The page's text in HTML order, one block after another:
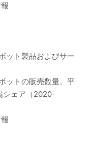
ット製品およびサー
ットの販売数量、平
シェア（2020-